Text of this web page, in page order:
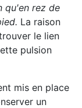
qu'en rez de
La raison
le lien
pulsion
mis en place
un